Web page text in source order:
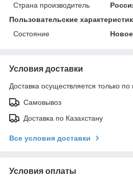
Страна производитель
Пользовательские
Состояние
Новое
Условия доставки
Доставка осуществляется только по
Самовывоз
Доставка по Казахстану
Все условия доставки
Условия оплаты